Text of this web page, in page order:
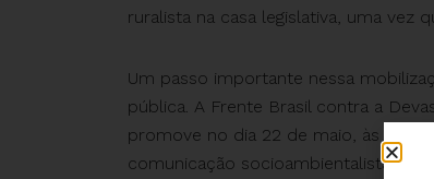
ruralista na casa legislativa, uma vez
Um passo importante nessa
pública. A Frente Brasil contra a
promove no dia 22 de maio, às 19h,
comunicação socioambientalista”,